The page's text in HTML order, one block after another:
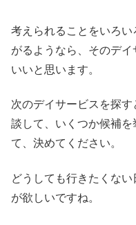
考えられることをいろ
がるようなら、そのデ
いいと思います。
次のデイサービスを探
談して、いくつか候補
て、決めてください。
どうしても行きたくな
が欲しいですね。